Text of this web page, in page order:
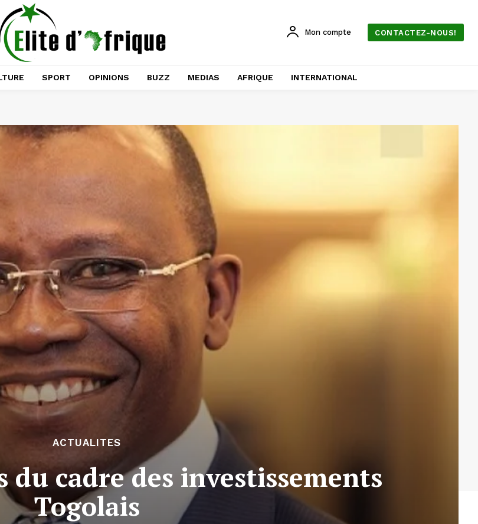
Mon compte CONTACTEZ-NOUS!
SPORT OPINIONS BUZZ MEDIAS AFRIQUE INTERNATIONAL
ACTUALITES
du cadre des investissements
Togolais